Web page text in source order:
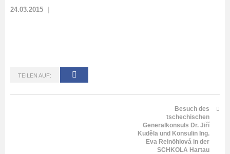
24.03.2015
TEILEN AUF:
Besuch des
tschechischen
Generalkonsuls Dr. Jiří
Kuděla und Konsulin Ing.
Eva Reinöhlová in der
SCHKOLA Hartau